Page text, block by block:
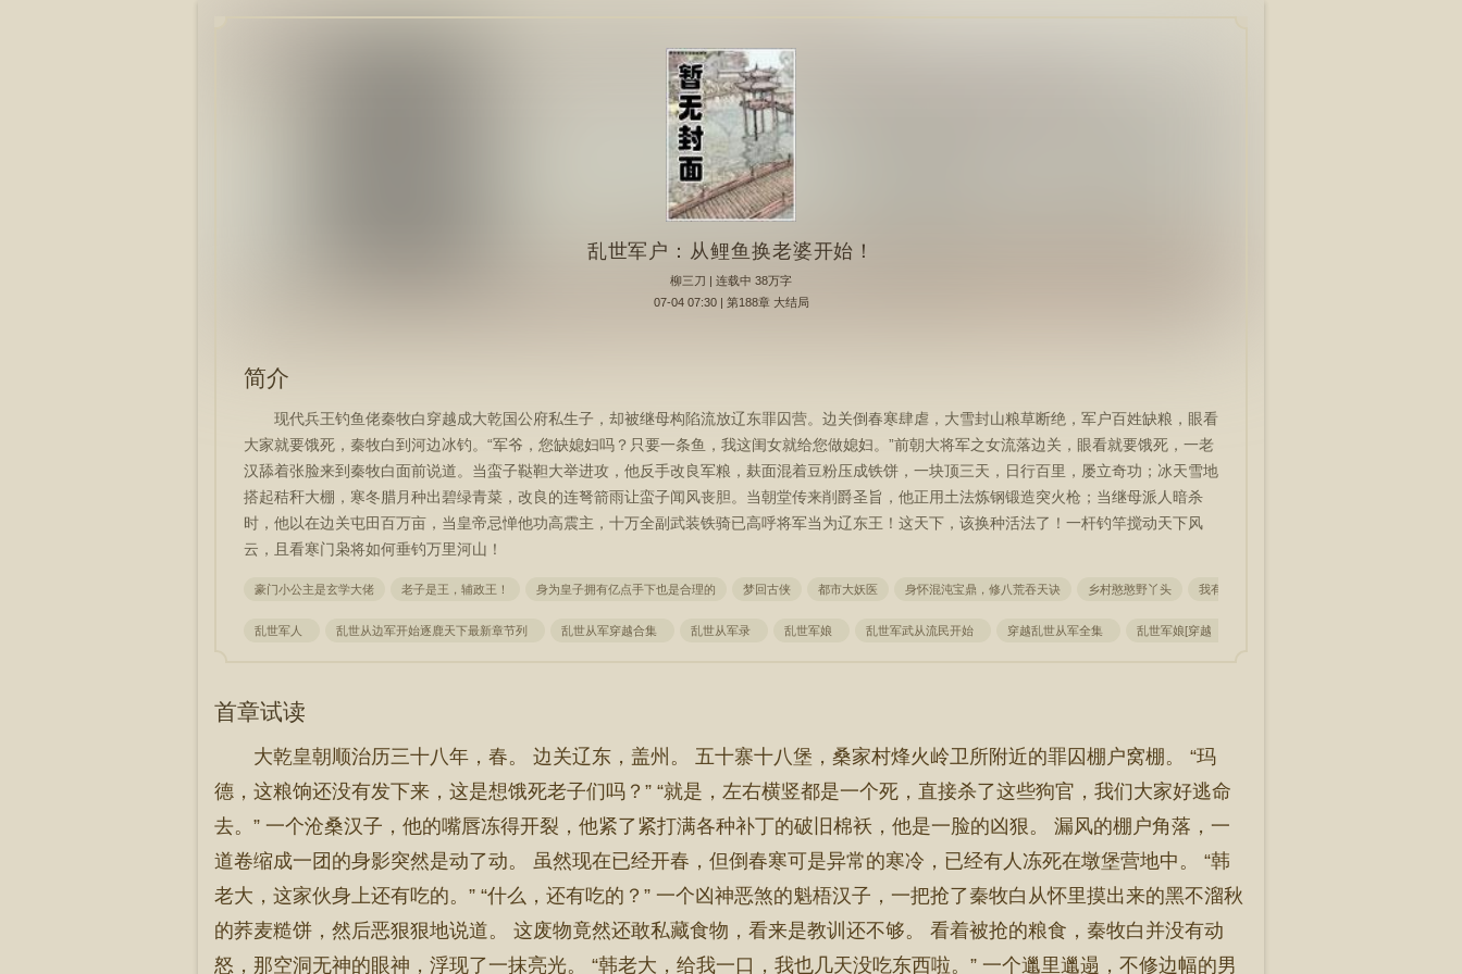
乱世军户：从鲤鱼换老婆开始！
柳三刀 | 连载中 38万字
07-04 07:30 | 第188章 大结局
简介
现代兵王钓鱼佬秦牧白穿越成大乾国公府私生子，却被继母构陷流放辽东罪囚营。边关倒春寒肆虐，大雪封山粮草断绝，军户百姓缺粮，眼看
大家就要饿死，秦牧白到河边冰钓。“军爷，您缺媳妇吗？只要一条鱼，我这闺女就给您做媳妇。”前朝大将军之女流落边关，眼看就要饿死，一老
汉舔着张脸来到秦牧白面前说道。当蛮子鞑靼大举进攻，他反手改良军粮，麸面混着豆粉压成铁饼，一块顶三天，日行百里，屡立奇功；冰天雪地
搭起秸秆大棚，寒冬腊月种出碧绿青菜，改良的连弩箭雨让蛮子闻风丧胆。当朝堂传来削爵圣旨，他正用土法炼钢锻造突火枪；当继母派人暗杀
时，他以在边关屯田百万亩，当皇帝忌惮他功高震主，十万全副武装铁骑已高呼将军当为辽东王！这天下，该换种活法了！一杆钓竿搅动天下风
云，且看寒门枭将如何垂钓万里河山！
豪门小公主是玄学大佬 老子是王，辅政王！ 身为皇子拥有亿点手下也是合理的 梦回古侠 都市大妖医 身怀混沌宝鼎，修八荒吞天诀 乡村憨憨野丫头 我有一个修仙世界
乱世军人 乱世从边军开始逐鹿天下最新章节列 乱世从军穿越合集 乱世从军录 乱世军娘 乱世军武从流民开始 穿越乱世从军全集 乱世军娘[穿越
首章试读
大乾皇朝顺治历三十八年，春。 边关辽东，盖州。 五十寨十八堡，桑家村烽火岭卫所附近的罪囚棚户窝棚。 “玛
德，这粮饷还没有发下来，这是想饿死老子们吗？” “就是，左右横竖都是一个死，直接杀了这些狗官，我们大家好逃命
去。” 一个沧桑汉子，他的嘴唇冻得开裂，他紧了紧打满各种补丁的破旧棉袄，他是一脸的凶狠。 漏风的棚户角落，一
道卷缩成一团的身影突然是动了动。 虽然现在已经开春，但倒春寒可是异常的寒冷，已经有人冻死在墩堡营地中。 “韩
老大，这家伙身上还有吃的。” “什么，还有吃的？” 一个凶神恶煞的魁梧汉子，一把抢了秦牧白从怀里摸出来的黑不溜秋
的荞麦糙饼，然后恶狠狠地说道。 这废物竟然还敢私藏食物，看来是教训还不够。 看着被抢的粮食，秦牧白并没有动
怒，那空洞无神的眼神，浮现了一抹亮光。 “韩老大，给我一口，我也几天没吃东西啦。” 一个邋里邋遢，不修边幅的男